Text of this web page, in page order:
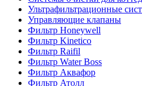
Ультрафильтрационные
Управляющие клапаны
Фильтр Honeywell
Фильтр Kinetico
Фильтр Raifil
Фильтр Water Boss
Фильтр Аквафор
Фильтр Атолл